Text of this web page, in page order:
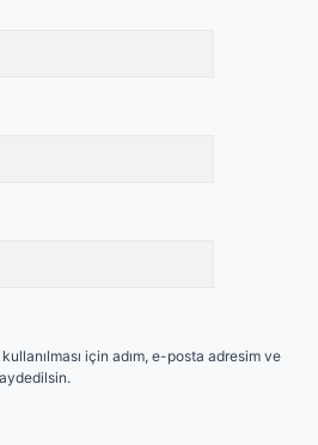
için adım, e-posta adresim ve